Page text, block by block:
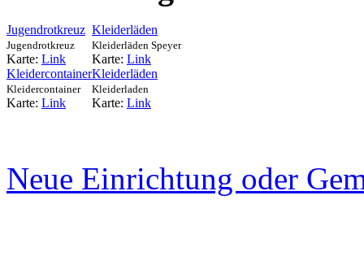
Jugendrotkreuz
Jugendrotkreuz
Karte: Link
Kleiderläden
Kleiderläden Speyer
Karte: Link
Kleidercontainer
Kleidercontainer
Karte: Link
Kleiderläden
Kleiderladen
Karte: Link
Neue Einrichtung oder